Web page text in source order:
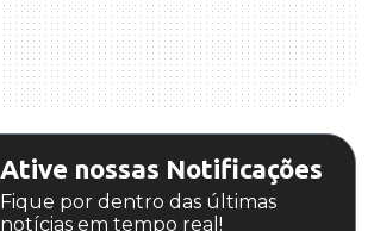
Ative nossas Notificações
Fique por dentro das últimas
notícias em tempo real!